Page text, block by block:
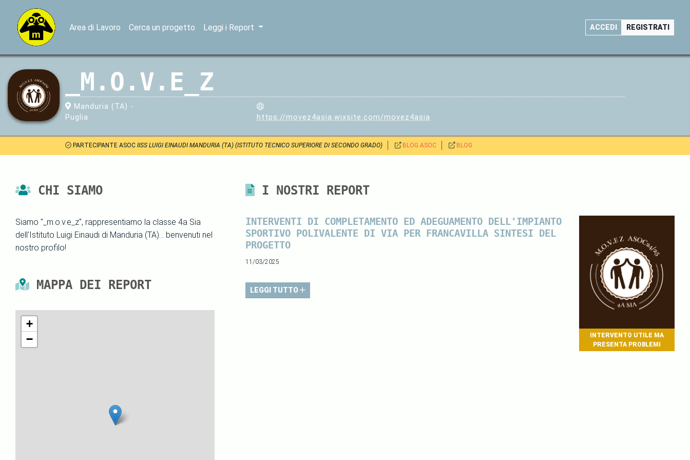
Area di Lavoro Cerca un progetto Leggi i Report ACCEDI REGISTRATI
_M.O.V.E_Z
Manduria (TA) -
Puglia
https://movez4asia.wixsite.com/movez4asia
PARTECIPANTE ASOC IISS LUIGI EINAUDI MANDURIA (TA) (ISTITUTO TECNICO SUPERIORE DI SECONDO GRADO) BLOG ASOC BLOG
CHI SIAMO
Siamo "_m.o.v.e_z", rappresentiamo la classe 4a Sia
dell'Istituto Luigi Einaudi di Manduria (TA)... benvenuti nel
nostro profilo!
MAPPA DEI REPORT
+
−
I NOSTRI REPORT
INTERVENTI DI COMPLETAMENTO ED ADEGUAMENTO DELL'IMPIANTO
SPORTIVO POLIVALENTE DI VIA PER FRANCAVILLA SINTESI DEL
PROGETTO
11/03/2025
LEGGI TUTTO
INTERVENTO UTILE MA
PRESENTA PROBLEMI